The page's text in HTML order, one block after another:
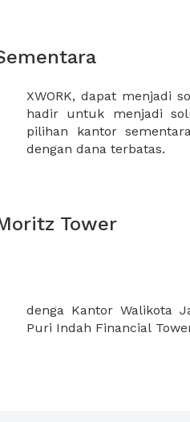
dengan dana terbatas.
Tower
Puri Indah Financial